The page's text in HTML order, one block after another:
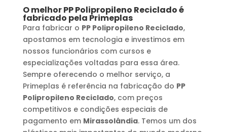
O melhorPP Polipropileno Recicladoé
fabricado pela Primeplas
Para fabricar o PP Polipropileno Reciclado,
apostamos em tecnologia e investimos em
nossos funcionários com cursos e
especializações voltadas para essa área.
Sempre oferecendo o melhor serviço, a
Primeplas é referência na fabricação do PP
Polipropileno Reciclado, com preços
competitivos e condições especiais de
pagamento em Mirassolândia. Temos um dos